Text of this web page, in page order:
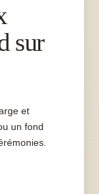
sur
et
un fond